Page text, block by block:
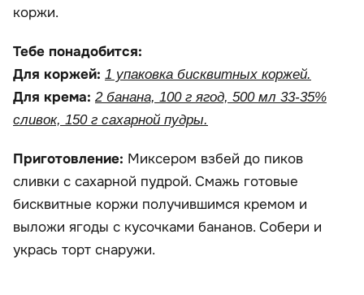
коржи.
Тебе понадобится:
Для коржей: 1 упаковка бисквитных коржей.
Для крема: 2 банана, 100 г ягод, 500 мл 33-35%
сливок, 150 г сахарной пудры.
Приготовление: Миксером взбей до пиков
сливки с сахарной пудрой. Смажь готовые
бисквитные коржи получившимся кремом и
выложи ягоды с кусочками бананов. Собери и
укрась торт снаружи.